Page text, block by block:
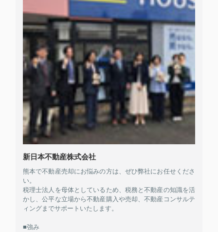
新日本不動産株式会社
熊本で不動産売却にお悩みの方は、ぜひ弊社にお任せくださ
い。
税理士法人を母体としているため、税務と不動産の知識を活
かし、公平な立場から不動産購入や売却、不動産コンサルテ
ィングまでサポートいたします。
■強み